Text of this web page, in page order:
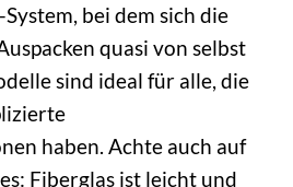
bei dem sich die
quasi von selbst
sind ideal für alle, die
haben. Achte auch auf
Fiberglas ist leicht und